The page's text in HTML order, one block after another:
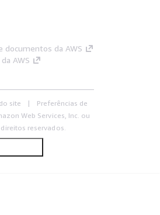
documentos da AWS
AWS
site
Preferências de
Web Services, Inc. ou
reservados.